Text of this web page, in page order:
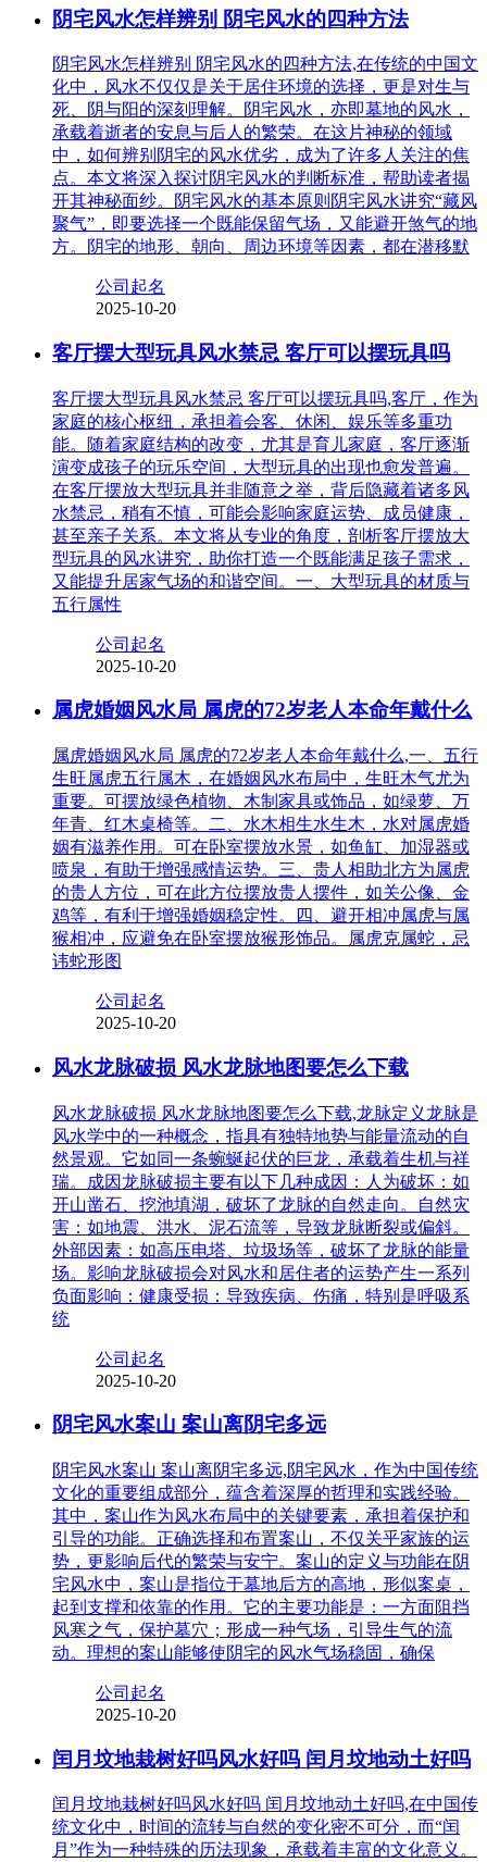
阴宅风水怎样辨别 阴宅风水的四种方法
阴宅风水怎样辨别 阴宅风水的四种方法,在传统的中国文
化中，风水不仅仅是关于居住环境的选择，更是对生与
死、阴与阳的深刻理解。阴宅风水，亦即墓地的风水，
承载着逝者的安息与后人的繁荣。在这片神秘的领域
中，如何辨别阴宅的风水优劣，成为了许多人关注的焦
点。本文将深入探讨阴宅风水的判断标准，帮助读者揭
开其神秘面纱。阴宅风水的基本原则阴宅风水讲究“藏风
聚气”，即要选择一个既能保留气场，又能避开煞气的地
方。阴宅的地形、朝向、周边环境等因素，都在潜移默
公司起名
2025-10-20
客厅摆大型玩具风水禁忌 客厅可以摆玩具吗
客厅摆大型玩具风水禁忌 客厅可以摆玩具吗,客厅，作为
家庭的核心枢纽，承担着会客、休闲、娱乐等多重功
能。随着家庭结构的改变，尤其是育儿家庭，客厅逐渐
演变成孩子的玩乐空间，大型玩具的出现也愈发普遍。
在客厅摆放大型玩具并非随意之举，背后隐藏着诸多风
水禁忌，稍有不慎，可能会影响家庭运势、成员健康，
甚至亲子关系。本文将从专业的角度，剖析客厅摆放大
型玩具的风水讲究，助你打造一个既能满足孩子需求，
又能提升居家气场的和谐空间。一、大型玩具的材质与
五行属性
公司起名
2025-10-20
属虎婚姻风水局 属虎的72岁老人本命年戴什么
属虎婚姻风水局 属虎的72岁老人本命年戴什么,一、五行
生旺属虎五行属木，在婚姻风水布局中，生旺木气尤为
重要。可摆放绿色植物、木制家具或饰品，如绿萝、万
年青、红木桌椅等。二、水木相生水生木，水对属虎婚
姻有滋养作用。可在卧室摆放水景，如鱼缸、加湿器或
喷泉，有助于增强感情运势。三、贵人相助北方为属虎
的贵人方位，可在此方位摆放贵人摆件，如关公像、金
鸡等，有利于增强婚姻稳定性。四、避开相冲属虎与属
猴相冲，应避免在卧室摆放猴形饰品。属虎克属蛇，忌
讳蛇形图
公司起名
2025-10-20
风水龙脉破损 风水龙脉地图要怎么下载
风水龙脉破损 风水龙脉地图要怎么下载,龙脉定义龙脉是
风水学中的一种概念，指具有独特地势与能量流动的自
然景观。它如同一条蜿蜒起伏的巨龙，承载着生机与祥
瑞。成因龙脉破损主要有以下几种成因：人为破坏：如
开山凿石、挖池填湖，破坏了龙脉的自然走向。自然灾
害：如地震、洪水、泥石流等，导致龙脉断裂或偏斜。
外部因素：如高压电塔、垃圾场等，破坏了龙脉的能量
场。影响龙脉破损会对风水和居住者的运势产生一系列
负面影响：健康受损：导致疾病、伤痛，特别是呼吸系
统
公司起名
2025-10-20
阴宅风水案山 案山离阴宅多远
阴宅风水案山 案山离阴宅多远,阴宅风水，作为中国传统
文化的重要组成部分，蕴含着深厚的哲理和实践经验。
其中，案山作为风水布局中的关键要素，承担着保护和
引导的功能。正确选择和布置案山，不仅关乎家族的运
势，更影响后代的繁荣与安宁。案山的定义与功能在阴
宅风水中，案山是指位于墓地后方的高地，形似案桌，
起到支撑和依靠的作用。它的主要功能是：一方面阻挡
风寒之气，保护墓穴；形成一种气场，引导生气的流
动。理想的案山能够使阴宅的风水气场稳固，确保
公司起名
2025-10-20
闰月坟地栽树好吗风水好吗 闰月坟地动土好吗
闰月坟地栽树好吗风水好吗 闰月坟地动土好吗,在中国传
统文化中，时间的流转与自然的变化密不可分，而“闰
月”作为一种特殊的历法现象，承载着丰富的文化意义。